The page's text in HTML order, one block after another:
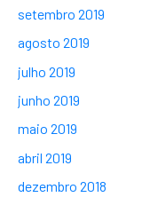
setembro 2019
agosto 2019
julho 2019
junho 2019
maio 2019
abril 2019
dezembro 2018